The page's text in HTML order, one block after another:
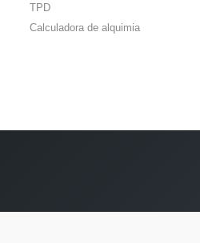
TPD
Calculadora de alquimia